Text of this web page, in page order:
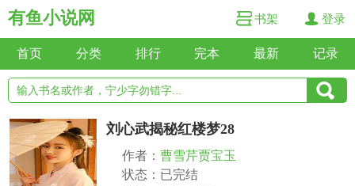
有鱼小说网 书架 登录
首页 分类 排行 完本 最新 记录
刘心武揭秘红楼梦28
作者： 曹雪芹贾宝玉
状态：已完结